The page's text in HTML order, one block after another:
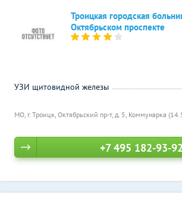
Троицкая городская
Октябрьском проспекте
МО, г. Троицк, Октябрьский пр-т, д. 5, Коммунарка
УЗИ щитовидной железы
+7 495 182-93-92